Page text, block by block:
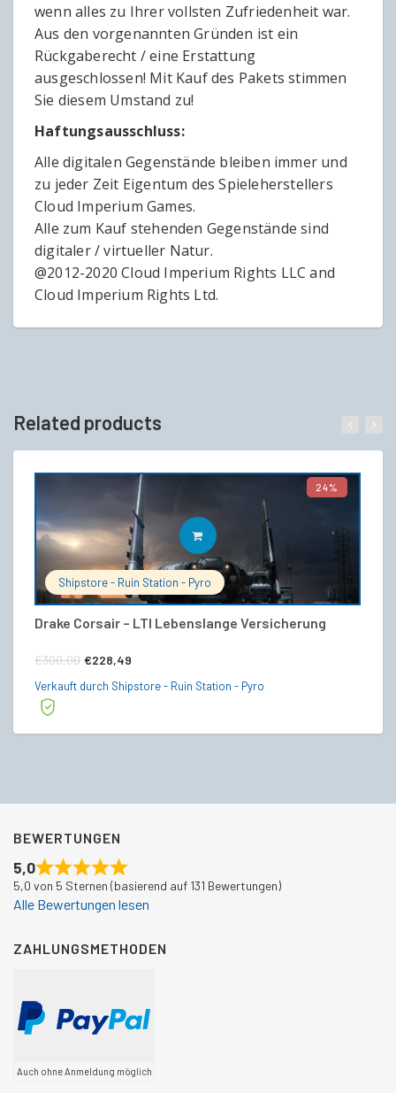
wenn alles zu Ihrer vollsten Zufriedenheit war.
Aus den vorgenannten Gründen ist ein
Rückgaberecht / eine Erstattung
ausgeschlossen! Mit Kauf des Pakets stimmen
Sie diesem Umstand zu!
Haftungsausschluss:
Alle digitalen Gegenstände bleiben immer und
zu jeder Zeit Eigentum des Spieleherstellers
Cloud Imperium Games.
Alle zum Kauf stehenden Gegenstände sind
digitaler / virtueller Natur.
@2012-2020 Cloud Imperium Rights LLC and
Cloud Imperium Rights Ltd.
Related products
24%
Shipstore - Ruin Station - Pyro
Drake Corsair – LTI Lebenslange Versicherung
€300,00 Ursprünglicher
Preis
€300,00
€228,49
Preis
€228,49.
IN DEN WARENKORB
Verkauft durch Shipstore - Ruin Station - Pyro
BEWERTUNGEN
5,0
5,0 von 5 Sternen (basierend auf 131 Bewertungen)
Alle Bewertungen lesen
ZAHLUNGSMETHODEN
Auch ohne Anmeldung möglich